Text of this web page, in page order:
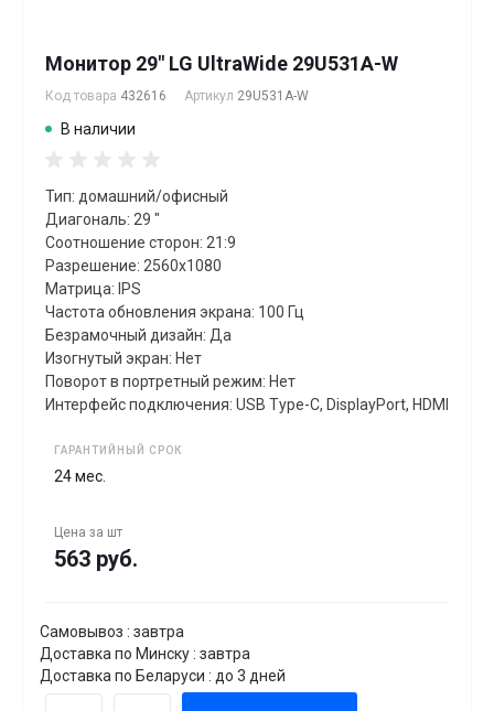
Монитор 29" LG UltraWide 29U531A-W
Код товара 432616 Артикул 29U531A-W
В наличии
Тип: домашний/офисный
Диагональ: 29 "
Соотношение сторон: 21:9
Разрешение: 2560x1080
Матрица: IPS
Частота обновления экрана: 100 Гц
Безрамочный дизайн: Да
Изогнутый экран: Нет
Поворот в портретный режим: Нет
Интерфейс подключения: USB Type-C, DisplayPort, HDMI
ГАРАНТИЙНЫЙ СРОК
24 мес.
Цена за шт
563 руб.
Самовывоз : завтра
Доставка по Минску : завтра
Доставка по Беларуси : до 3 дней